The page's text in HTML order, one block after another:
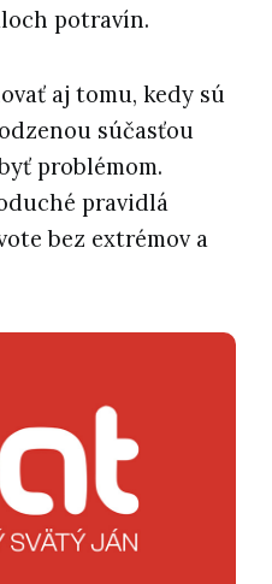
potravín.
aj tomu, kedy sú
súčasťou
problémom.
pravidlá
bez extrémov a